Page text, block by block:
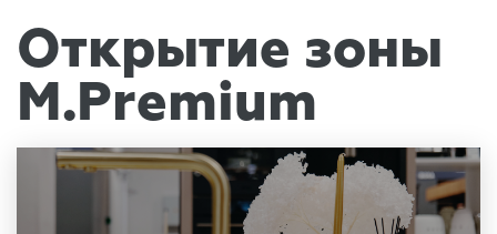
Открытие зоны
М.Premium